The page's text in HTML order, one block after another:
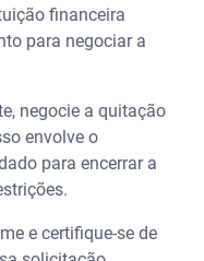
financeira
para negociar a
negocie a quitação
envolve o
para encerrar a
e certifique-se de